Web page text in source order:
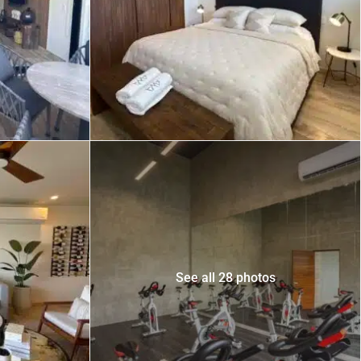
Información y
Documentación del
Inmueble
Quejas, Sugerencias y
Cumplimiento
See all 28 photos